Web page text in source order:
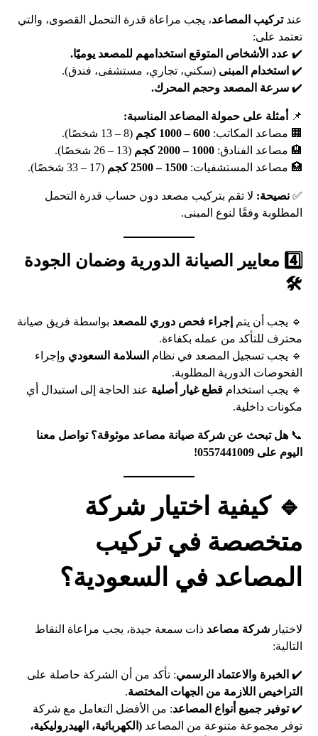
عندتركيب المصاعد، يجب مراعاة قدرة التحمل القصوى، والتي
تعتمد على:
✔️ عدد الأشخاص المتوقع استخدامهم للمصعد يوميًا.
✔️ استخدام المبنى (سكني، تجاري، مستشفى، فندق).
✔️سرعة المصعد وحجم المحرك.
📌
أمثلة على حمولة المصاعد المناسبة:
🏢 مصاعد المكاتب:600 – 1000 كجم
(8 – 13 شخصًا).
🏨 مصاعد الفنادق:1000 – 2000 كجم
(13 – 26 شخصًا).
🏥 مصاعد المستشفيات:1500 – 2500 كجم (17 – 33 شخصًا).
✅نصيحة: لا تقم بتركيب مصعد دون حساب قدرة التحمل
المطلوبة وفقًا لنوع المبنى.
4️⃣ معايير الصيانة الدورية وضمان الجودة
🛠️
🔹 يجب أن يتم إجراء فحص دوري للمصعد بواسطة فريق صيانة
محترف للتأكد من عمله بكفاءة.
🔹 يجب تسجيل المصعد في نظام السلامة السعودي وإجراء
الفحوصات الدورية المطلوبة.
🔹 يجب استخدامقطع غيار أصلية عند الحاجة إلى استبدال أي
مكونات داخلية.
📞هل تبحث عن شركة صيانة مصاعد موثوقة؟ تواصل معنا
اليوم على 0557441009!
🔹 كيفية اختيار شركة
متخصصة في تركيب
المصاعد في السعودية؟
لاختيارشركة مصاعد ذات سمعة جيدة، يجب مراعاة النقاط
التالية:
✔️ الخبرة والاعتماد الرسمي: تأكد من أن الشركة حاصلة على
التراخيص اللازمة من الجهات المختصة.
✔️توفير جميع أنواع المصاعد: من الأفضل التعامل مع شركة
توفر مجموعة متنوعة من المصاعد(الكهربائية، الهيدروليكية،